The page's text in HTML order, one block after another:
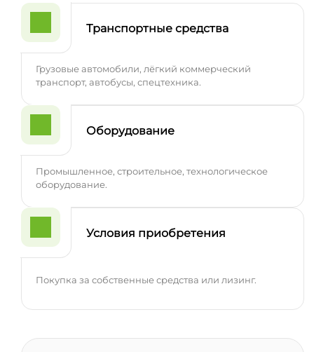
Транспортные средства
Грузовые автомобили, лёгкий коммерческий
транспорт, автобусы, спецтехника.
Оборудование
Промышленное, строительное, технологическое
оборудование.
Условия приобретения
Покупка за собственные средства или лизинг.